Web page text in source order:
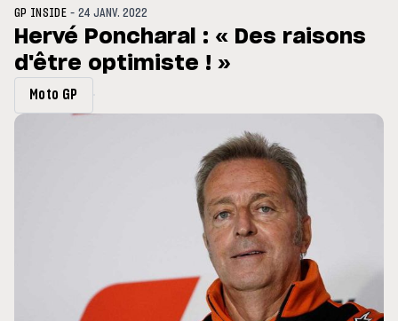
du GP de Grande-
MOTO GP
GP INSIDE -24 JANV. 2022
Hervé Poncharal : « Des raisons
d'être optimiste ! »
Moto GP